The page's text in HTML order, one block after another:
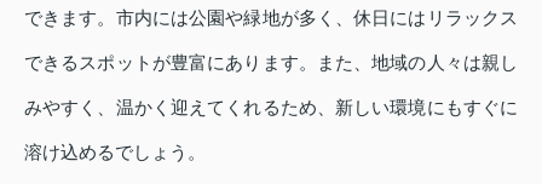
できます。市内には公園や緑地が多く、休日にはリラックス
できるスポットが豊富にあります。また、地域の人々は親し
みやすく、温かく迎えてくれるため、新しい環境にもすぐに
溶け込めるでしょう。